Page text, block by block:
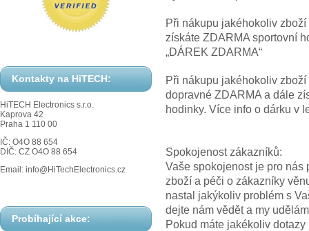
Kontakty na HiTECH:
HiTECH Electronics s.r.o.
Kaprova 42
Praha 1 110 00
IČ: O4O 88 654
DIČ: CZ O4O 88 654
Email: info@HiTechElectronics.cz
Probíhající akce:
Při nákupu jakéhokoliv
získáte ZDARMA sportovní
„DÁREK ZDARMA“
Při nákupu jakéhokoliv
dopravné ZDARMA a dále
hodinky. Více info o dárku v
Spokojenost zákazníků:
Vaše spokojenost je pro nás
zboží a péči o zákazníky
nastal jakýkoliv problém s
dejte nám vědět a my
Pokud máte jakékoliv